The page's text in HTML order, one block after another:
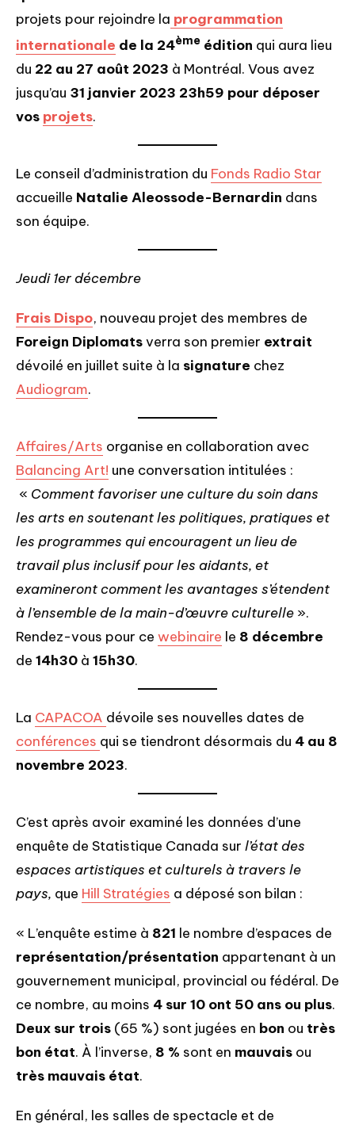
projets pour rejoindre la programmation
internationale de la 24ème édition qui aura lieu
du 22 au 27 août 2023 à Montréal. Vous avez
jusqu’au 31 janvier 2023 23h59 pour déposer
vos projets.
Le conseil d’administration du Fonds Radio Star
accueille Natalie Aleossode-Bernardin dans
son équipe.
Jeudi 1er décembre
Frais Dispo, nouveau projet des membres de
Foreign Diplomatsverra son premier extrait
dévoilé en juillet suite à la signature chez
Audiogram.
Affaires/Arts organise en collaboration avec
Balancing Art! une conversation intitulées :
« Comment favoriser une culture du soin dans
les arts en soutenant les politiques, pratiques et
les programmes qui encouragent un lieu de
travail plus inclusif pour les aidants, et
examineront comment les avantages s’étendent
à l’ensemble de la main-d’œuvre culturelle ».
Rendez-vous pour ce webinaire le 8 décembre
de 14h30 à 15h30.
La CAPACOA dévoile ses nouvelles dates de
conférences qui se tiendront désormais du 4 au 8
novembre 2023.
C’est après avoir examiné les données d’une
enquête de Statistique Canada sur l’état des
espaces artistiques et culturels à travers le
pays, que Hill Stratégies a déposé son bilan :
« L’enquête estime à 821 le nombre d’espaces de
représentation/présentation appartenant à un
gouvernement municipal, provincial ou fédéral. De
ce nombre, au moins 4 sur 10 ont 50 ans ou plus.
Deux sur trois (65 %) sont jugées en bon ou très
bon état. À l’inverse, 8 % sont en mauvais ou
très mauvais état.
En général, les salles de spectacle et de